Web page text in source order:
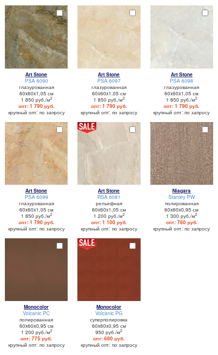
Art Stone
PSA 6090
глазурованная
60x60x1,05 см
1 850 руб./м2
опт: 1 790 руб.
крупный опт: по запросу
Art Stone
PSA 6097
глазурованная
60x60x1,05 см
1 850 руб./м2
опт: 1 790 руб.
крупный опт: по запросу
Art Stone
PSA 6098
глазурованная
60x60x1,05 см
1 850 руб./м2
опт: 1 790 руб.
крупный опт: по запросу
Art Stone
PSA 6099
глазурованная
60x60x1,05 см
1 850 руб./м2
опт: 1 790 руб.
крупный опт: по запросу
Art Stone
RSA 6081
рельефная
60x60x1,05 см
1 200 руб./м2
опт: 1 100 руб.
крупный опт: по запросу
Niagara
Stanley PW
полированная
60x60x0,95 см
1 300 руб./м2
опт: 760 руб.
крупный опт: по запросу
Monocolor
Volcanic PC
полированная
60x60x0,95 см
1 200 руб./м2
опт: 775 руб.
крупный опт: по запросу
Monocolor
Volcanic PG
суперполировка
60x60x0,95 см
950 руб./м2
опт: 680 руб.
крупный опт: по запросу